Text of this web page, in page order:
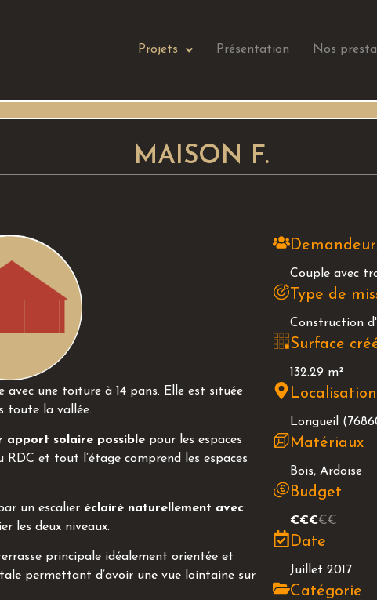
Projets Présentation Nos
MAISON F.
une toiture à 14 pans. Elle est située
toute la vallée.
apport solaire possible pour les espaces
et tout l’étage comprend les espaces
un escalier éclairé naturellement avec
les deux niveaux.
principale idéalement orientée et
permettant d’avoir une vue lointaine sur
Couple avec
Type de
Construction
Surface
132.29 m²
Localisation
Longueil
Matériaux
Bois, Ardoise
Budget
€€€€€
Date
Juillet 2017
Catégorie